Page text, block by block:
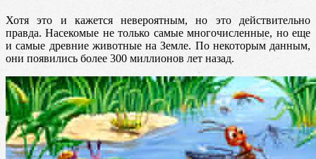
Хотя это и кажется невероятным, но это действительно
правда. Насекомые не только самые многочисленные, но еще
и самые древние животные на Земле. По некоторым данным,
они появились более 300 миллионов лет назад.